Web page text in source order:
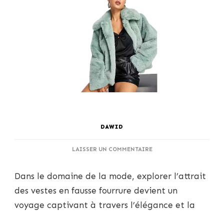
DAWID
LAISSER UN COMMENTAIRESUR
STYLE
CHALEUR
Dans le domaine de la mode, explorer l’attrait
des vestes en fausse fourrure devient un
voyage captivant à travers l’élégance et la